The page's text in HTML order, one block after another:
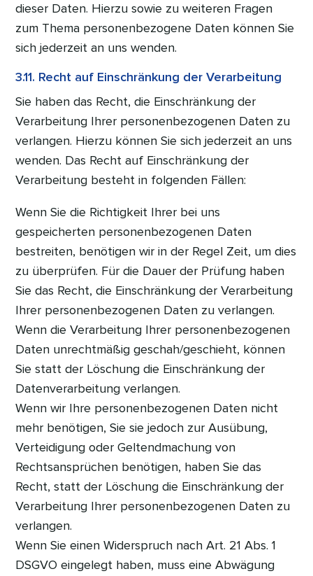
dieser Daten. Hierzu sowie zu weiteren Fragen
zum Thema personenbezogene Daten können Sie
sich jederzeit an uns wenden.
3.11. Recht auf Einschränkung der Verarbeitung
Sie haben das Recht, die Einschränkung der
Verarbeitung Ihrer personenbezogenen Daten zu
verlangen. Hierzu können Sie sich jederzeit an uns
wenden. Das Recht auf Einschränkung der
Verarbeitung besteht in folgenden Fällen:
Wenn Sie die Richtigkeit Ihrer bei uns
gespeicherten personenbezogenen Daten
bestreiten, benötigen wir in der Regel Zeit, um dies
zu überprüfen. Für die Dauer der Prüfung haben
Sie das Recht, die Einschränkung der Verarbeitung
Ihrer personenbezogenen Daten zu verlangen.
Wenn die Verarbeitung Ihrer personenbezogenen
Daten unrechtmäßig geschah/geschieht, können
Sie statt der Löschung die Einschränkung der
Datenverarbeitung verlangen.
Wenn wir Ihre personenbezogenen Daten nicht
mehr benötigen, Sie sie jedoch zur Ausübung,
Verteidigung oder Geltendmachung von
Rechtsansprüchen benötigen, haben Sie das
Recht, statt der Löschung die Einschränkung der
Verarbeitung Ihrer personenbezogenen Daten zu
verlangen.
Wenn Sie einen Widerspruch nach Art. 21 Abs. 1
DSGVO eingelegt haben, muss eine Abwägung